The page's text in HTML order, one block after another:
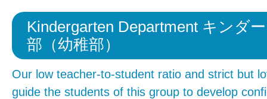
Kindergarten Department キンダ
部（幼稚部）
Our low teacher-to-student ratio and strict but
guide the students of this group to develop